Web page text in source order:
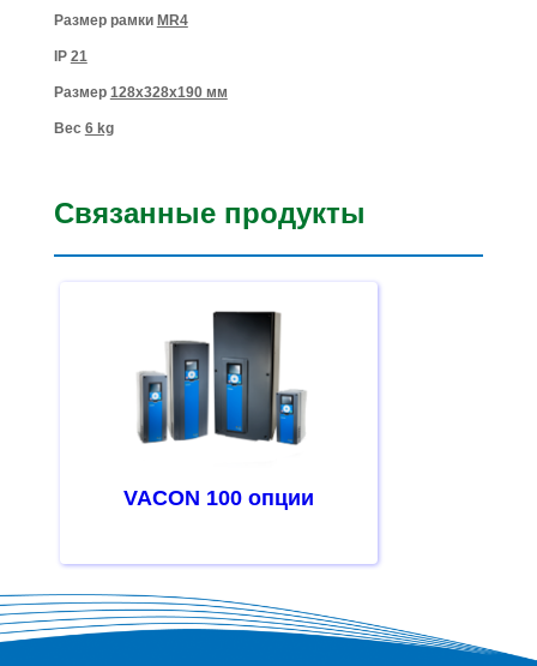
Размер рамки MR4
IP 21
Размер 128x328x190 мм
Вес 6 kg
Связанные продукты
VACON 100 опции